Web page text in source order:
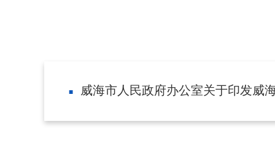
威海市人民政府办公室关于印发威